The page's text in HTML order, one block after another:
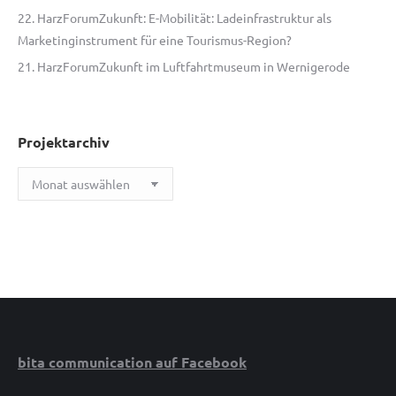
22. HarzForumZukunft: E-Mobilität: Ladeinfrastruktur als
Marketinginstrument für eine Tourismus-Region?
21. HarzForumZukunft im Luftfahrtmuseum in Wernigerode
Projektarchiv
Projektarchiv
bita communication auf Facebook